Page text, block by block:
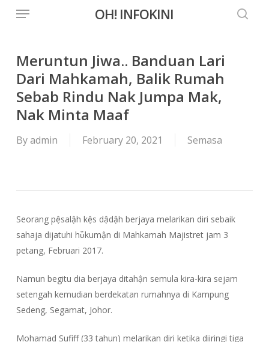
content
OH! INFOKINI
Menu
Meruntun Jiwa.. Banduan Lari
Dari Mahkamah, Balik Rumah
Sebab Rindu Nak Jumpa Mak,
Nak Minta Maaf
Byadmin February 20, 2021 Semasa
Seorang pệsalậh kệs dậdậh berjaya melarikan diri sebaik
sahaja dijatuhi hῧkumận di Mahkamah Majistret jam 3
petang, Februari 2017.
Namun begitu dia berjaya ditahận semula kira-kira sejam
setengah kemudian berdekatan rumahnya di Kampung
Sedeng, Segamat, Johor.
Mohamad Sufiff (33 tahun) melarikan diri ketika diiringi tiga